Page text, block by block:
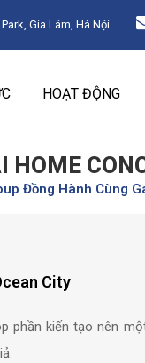
Gia Lâm, Hà Nội
HOẠT ĐỘNG
HOME
Đồng Hành Cùng
City
phần kiến tạo nên